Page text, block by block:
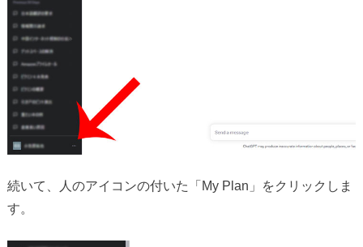
続いて、人のアイコンの付いた「My Plan」をクリックしま
す。